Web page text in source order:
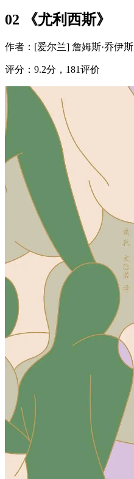
02 《尤利西斯》
作者：[爱尔兰] 詹姆斯·乔伊斯
评分：9.2分，181评价